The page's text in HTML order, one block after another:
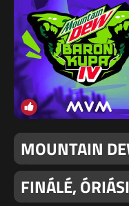
MOUNTAIN
FINÁLÉ,